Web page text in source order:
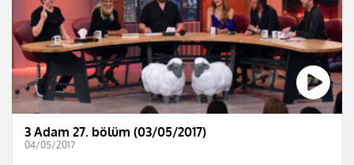
3 Adam 27. bölüm (03/05/2017)
04/05/2017